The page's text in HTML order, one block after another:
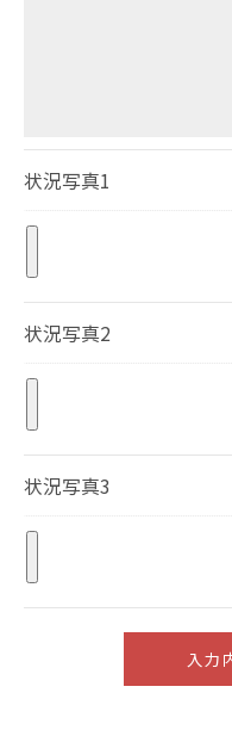
状況写真1
状況写真2
状況写真3